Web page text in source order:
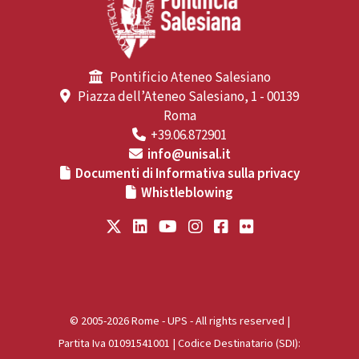
Pontificio Ateneo Salesiano
Piazza dell’Ateneo Salesiano, 1 - 00139
Roma
+39.06.872901
info@unisal.it
Documenti di Informativa sulla privacy
Whistleblowing
© 2005-2026 Rome - UPS - All rights reserved |
Partita Iva 01091541001 | Codice Destinatario (SDI):